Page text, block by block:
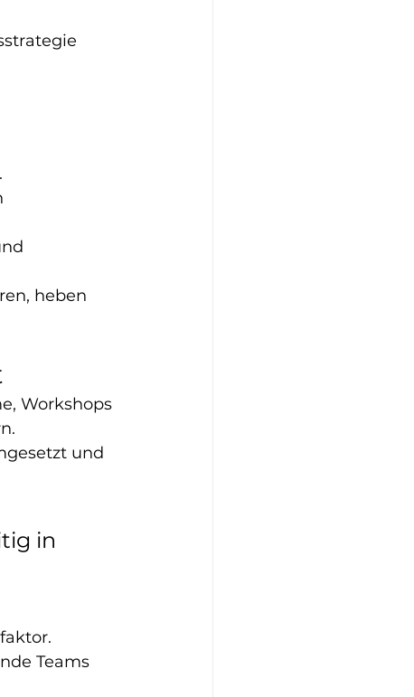
heben
Workshops
und
in
Teams